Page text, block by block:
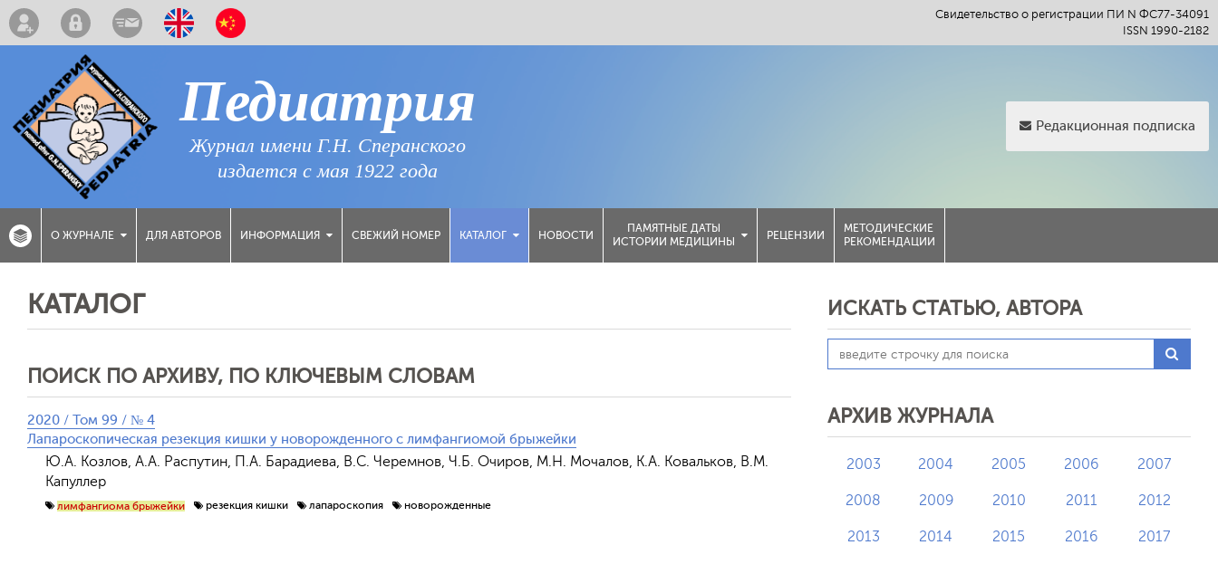
Свидетельство о регистрации ПИ N ФС77-34091
ISSN 1990-2182
Педиатрия
Журнал имени Г.Н. Сперанского
издается с мая 1922 года
Редакционная подписка
О ЖУРНАЛЕ ДЛЯ АВТОРОВ ИНФОРМАЦИЯ СВЕЖИЙ НОМЕР КАТАЛОГ НОВОСТИ
ПАМЯТНЫЕ ДАТЫ
ИСТОРИИ МЕДИЦИНЫ
РЕЦЕНЗИИ
МЕТОДИЧЕСКИЕ
РЕКОМЕНДАЦИИ
КАТАЛОГ
ПОИСК ПО АРХИВУ, ПО КЛЮЧЕВЫМ СЛОВАМ
2020 / Том 99 / № 4
Лапароскопическая резекция кишки у новорожденного с лимфангиомой брыжейки
Ю.А. Козлов, А.А. Распутин, П.А. Барадиева, В.С. Черемнов, Ч.Б. Очиров, М.Н. Мочалов, К.А. Ковальков, В.М.
Капуллер
лимфангиома брыжейки резекция кишки лапароскопия новорожденные
ИСКАТЬ СТАТЬЮ, АВТОРА
АРХИВ ЖУРНАЛА
2003 2004 2005 2006 2007
2008 2009 2010 2011 2012
2013 2014 2015 2016 2017